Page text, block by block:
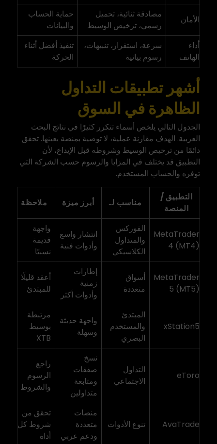
الأمان
مصادقة ثنائية، تحميل
رسمي، ترخيص الوسيط
حماية الحساب
والبيانات
أداء
الهاتف
سرعة، استقرار، تنبيهات،
رسوم بيانية
تنفيذ أفضل أثناء
الحركة
أشهر تطبيقات التداول
الظاهرة في السوق
الجدول التالي يلخص أسماء تتكرر كثيرًا في نتائج البحث
العربية. الهدف مقارنة عملية، لا توصية بمنصة بعينها. تحقق
دائمًا من ترخيص الوسيط وشروطه قبل الإيداع، لأن
التطبيق قد يختلف في المزايا والرسوم حسب الشركة التي
توفره والحساب المستخدم.
التطبيق /
المنصة
مناسب لـ أبرز ميزة ملاحظة
MetaTrader
4 (MT4)
الفوركس
والمتداول
الكلاسيكي
انتشار واسع
وأدوات فنية
واجهة
قديمة
نسبيًا
MetaTrader
5 (MT5)
أسواق
متعددة
إطارات
زمنية
وأدوات أكثر
أعقد قليلًا
للمبتدئ
xStation5
المبتدئ
والمستخدم
البصري
واجهة حديثة
وسهلة
مرتبطة
بوسيط
XTB
eToro
التداول
الاجتماعي
نسخ
صفقات
ومتابعة
متداولين
راجع
الرسوم
والشروط
AvaTrade تنوع الأدوات
منصات
متعددة
ودعم عربي
تحقق من
شروط كل
أداة